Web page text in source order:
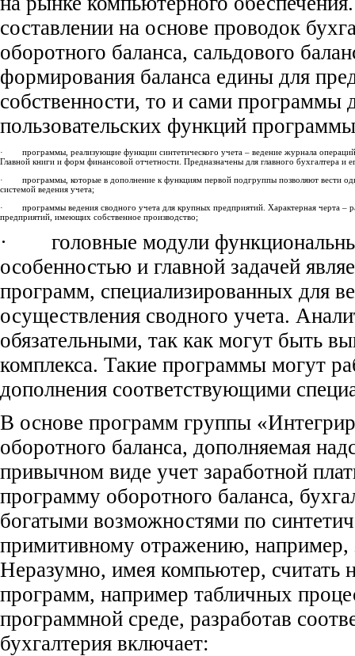
составлении на основе проводок
оборотного баланса, сальдового
формирования баланса едины для
собственности, то и сами программы
пользовательских функций
· программы, реализующие функции синтетического учета – ведение журнала
Главной книги и форм финансовой отчетности. Предназначены для главного бухгалтера и
· программы, которые в дополнение к функциям первой подгруппы позволяют вести
системой ведения учета;
· программы ведения сводного учета для крупных предприятий. Характерная черта –
предприятий, имеющих собственное производство;
· головные модули
особенностью и главной задачей
программ, специализированных для
осуществления сводного учета.
обязательными, так как могут быть
комплекса. Такие программы могут
дополнения соответствующими
В основе программ группы
оборотного баланса, дополняемая
привычном виде учет заработной
программу оборотного баланса,
богатыми возможностями по
примитивному отражению, например,
Неразумно, имея компьютер, считать
программ, например табличных
программной среде, разработав
бухгалтерия включает: